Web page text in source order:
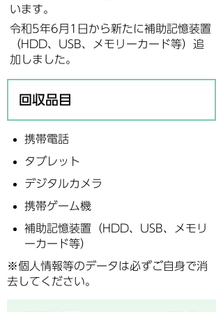
います。
令和5年6月1日から新たに補助記憶装置
（HDD、USB、メモリーカード等）追
加しました。
回収品目
携帯電話
タブレット
デジタルカメラ
携帯ゲーム機
補助記憶装置（HDD、USB、メモリ
ーカード等）
※個人情報等のデータは必ずご自身で消
去してください。